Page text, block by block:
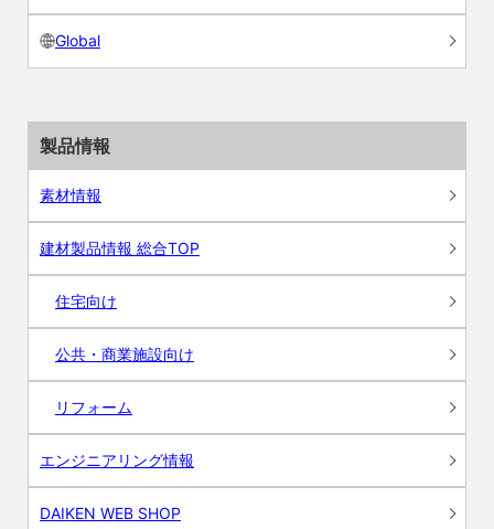
Global
製品情報
素材情報
建材製品情報 総合TOP
住宅向け
公共・商業施設向け
リフォーム
エンジニアリング情報
DAIKEN WEB SHOP